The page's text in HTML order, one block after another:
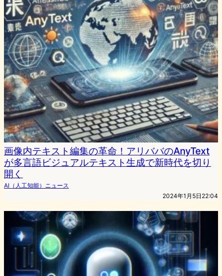
画像内テキスト編集の革命！アリババのAnyText
が多言語ビジュアルテキスト生成で新時代を切り
開く
AI（人工知能）ニュース
2024年1月5日22:04